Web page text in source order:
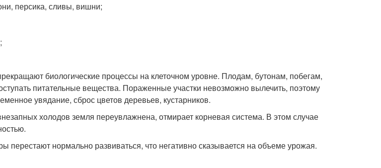
персика, сливы, вишни;
биологические процессы на клеточном уровне. Плодам, бутонам, побегам,
питательные вещества. Пораженные участки невозможно вылечить, поэтому
увядание, сброс цветов деревьев, кустарников.
холодов земля переувлажнена, отмирает корневая система. В этом случае
перестают нормально развиваться, что негативно сказывается на объеме урожая.